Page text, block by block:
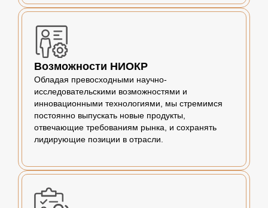
Возможности НИОКР
Обладая превосходными научно-
исследовательскими возможностями и
инновационными технологиями, мы стремимся
постоянно выпускать новые продукты,
отвечающие требованиям рынка, и сохранять
лидирующие позиции в отрасли.